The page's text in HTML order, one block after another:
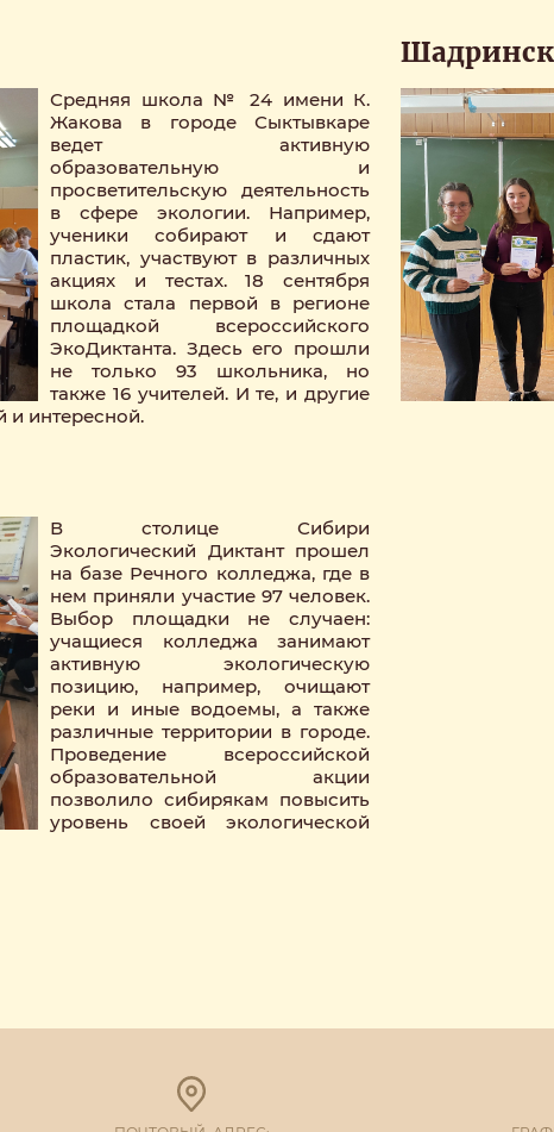
Средняя школа № 24 имени К.
Жакова в городе Сыктывкаре
ведет активную
образовательную и
просветительскую деятельность
в сфере экологии. Например,
ученики собирают и сдают
пластик, участвуют в различных
акциях и тестах. 18 сентября
школа стала первой в регионе
площадкой всероссийского
ЭкоДиктанта. Здесь его прошли
не только 93 школьника, но
также 16 учителей. И те, и другие
и интересной.
Шадринск
В столице Сибири
Экологический Диктант прошел
на базе Речного колледжа, где в
нем приняли участие 97 человек.
Выбор площадки не случаен:
учащиеся колледжа занимают
активную экологическую
позицию, например, очищают
реки и иные водоемы, а также
различные территории в городе.
Проведение всероссийской
образовательной акции
позволило сибирякам повысить
уровень своей экологической